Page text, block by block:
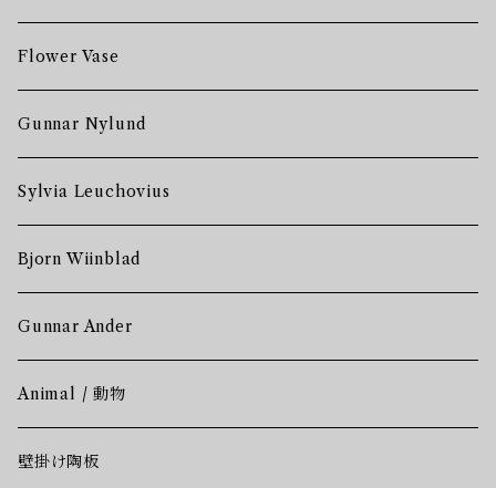
Flower Vase
Gunnar Nylund
Sylvia Leuchovius
Bjorn Wiinblad
Gunnar Ander
Animal / 動物
壁掛け陶板